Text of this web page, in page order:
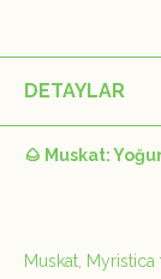
DETAYLAR
🌰 Muskat:
Muskat, Myristica